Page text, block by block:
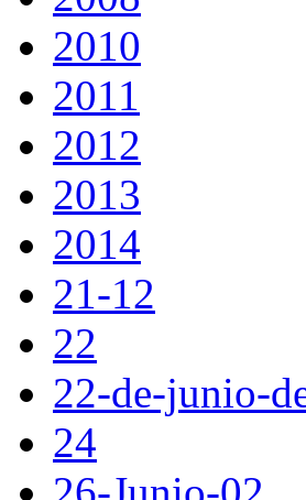
2010
2011
2012
2013
2014
21-12
22
22-de-junio-
24